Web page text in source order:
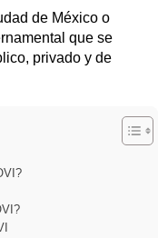
de México o
que se
privado y de